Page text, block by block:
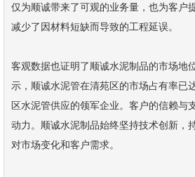
仅为顺诚带来了可观的业务量，也为客户
减少了因材料短缺而导致的工程延误。
客观数据也证明了顺诚水泥制品的市场地
示，顺诚水泥管在清苑区的市场占有率已
区水泥管供应的领军企业。客户的信赖与
动力。顺诚水泥制品始终坚持技术创新，
对市场变化和客户需求。